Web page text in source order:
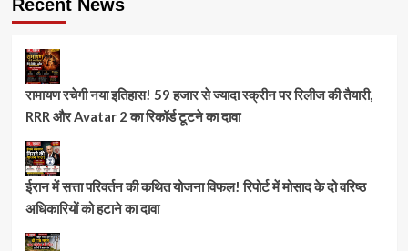
Recent News
रामायण रचेगी नया इतिहास! 59 हजार से ज्यादा स्क्रीन पर रिलीज की तैयारी,
RRR और Avatar 2 का रिकॉर्ड टूटने का दावा
ईरान में सत्ता परिवर्तन की कथित योजना विफल! रिपोर्ट में मोसाद के दो वरिष्ठ
अधिकारियों को हटाने का दावा